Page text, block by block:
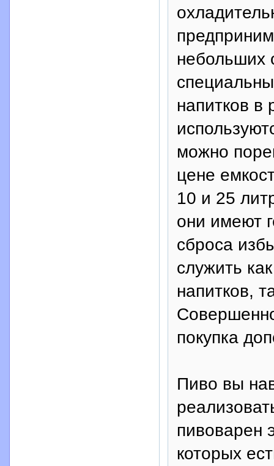
небольших
напитков в
можно
цене
10 и 25
они имеют
сброса
служить
напитков,
покупка
Пиво вы
пивоварен
которых